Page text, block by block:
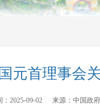
元首理事会
2025-09-02 来源： 中国政